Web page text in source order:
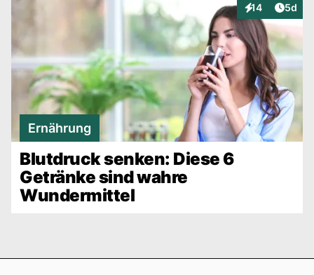
14
Interaktionen
5d
Ernährung
Blutdruck senken: Diese 6
Getränke sind wahre
Wundermittel